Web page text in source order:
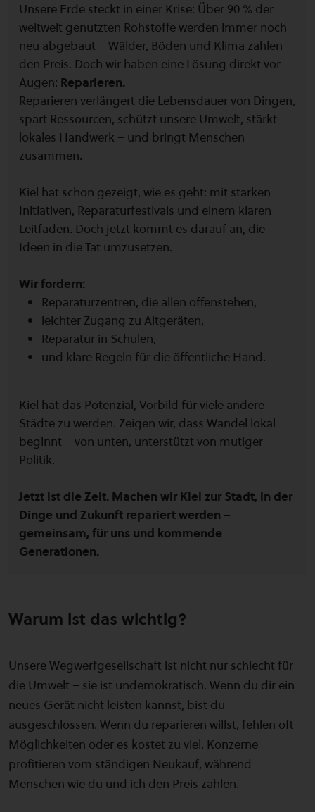
Unsere Erde steckt in einer Krise: Über 90 % der
weltweit genutzten Rohstoffe werden immer noch
neu abgebaut – Wälder, Böden und Klima zahlen
den Preis. Doch wir haben eine Lösung direkt vor
Augen: Reparieren.
Reparieren verlängert die Lebensdauer von Dingen,
spart Ressourcen, schützt unsere Umwelt, stärkt
lokales Handwerk – und bringt Menschen
zusammen.
Kiel hat schon gezeigt, wie es geht: mit starken
Initiativen, Reparaturfestivals und einem klaren
Leitfaden. Doch jetzt kommt es darauf an, die
Ideen in die Tat umzusetzen.
Wir fordern:
Reparaturzentren, die allen offenstehen,
leichter Zugang zu Altgeräten,
Reparatur in Schulen,
und klare Regeln für die öffentliche Hand.
Kiel hat das Potenzial, Vorbild für viele andere
Städte zu werden. Zeigen wir, dass Wandel lokal
beginnt – von unten, unterstützt von mutiger
Politik.
Jetzt ist die Zeit. Machen wir Kiel zur Stadt, in der
Dinge und Zukunft repariert werden –
gemeinsam, für uns und kommende
Generationen.
Warum ist das wichtig?
Unsere Wegwerfgesellschaft ist nicht nur schlecht für
die Umwelt – sie ist undemokratisch. Wenn du dir ein
neues Gerät nicht leisten kannst, bist du
ausgeschlossen. Wenn du reparieren willst, fehlen oft
Möglichkeiten oder es kostet zu viel. Konzerne
profitieren vom ständigen Neukauf, während
Menschen wie du und ich den Preis zahlen.